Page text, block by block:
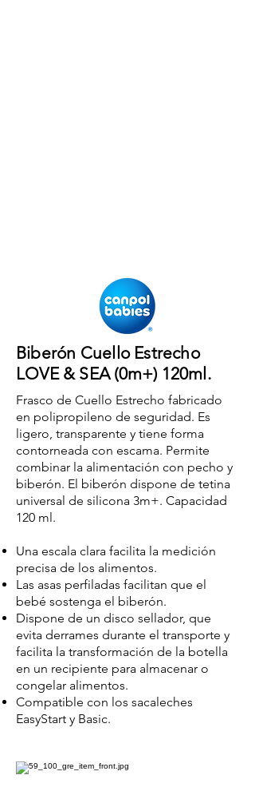
Biberón Cuello Estrecho
LOVE & SEA (0m+) 120ml.
Frasco de Cuello Estrecho fabricado
en polipropileno de seguridad. Es
ligero, transparente y tiene forma
contorneada con escama. Permite
combinar la alimentación con pecho y
biberón. El biberón dispone de tetina
universal de silicona 3m+. Capacidad
120 ml.
Una escala clara facilita la medición
precisa de los alimentos.
Las asas perfiladas facilitan que el
bebé sostenga el biberón.
Dispone de un disco sellador, que
evita derrames durante el transporte y
facilita la transformación de la botella
en un recipiente para almacenar o
congelar alimentos.
Compatible con los sacaleches
EasyStart y Basic.